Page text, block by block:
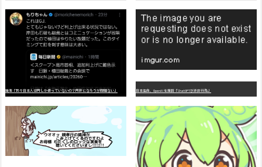
識者「我々日本人は円しか使っていないので円安になろうが問題ない」 日本生命、OpenAIを提訴「ChatGPTが非弁行為」